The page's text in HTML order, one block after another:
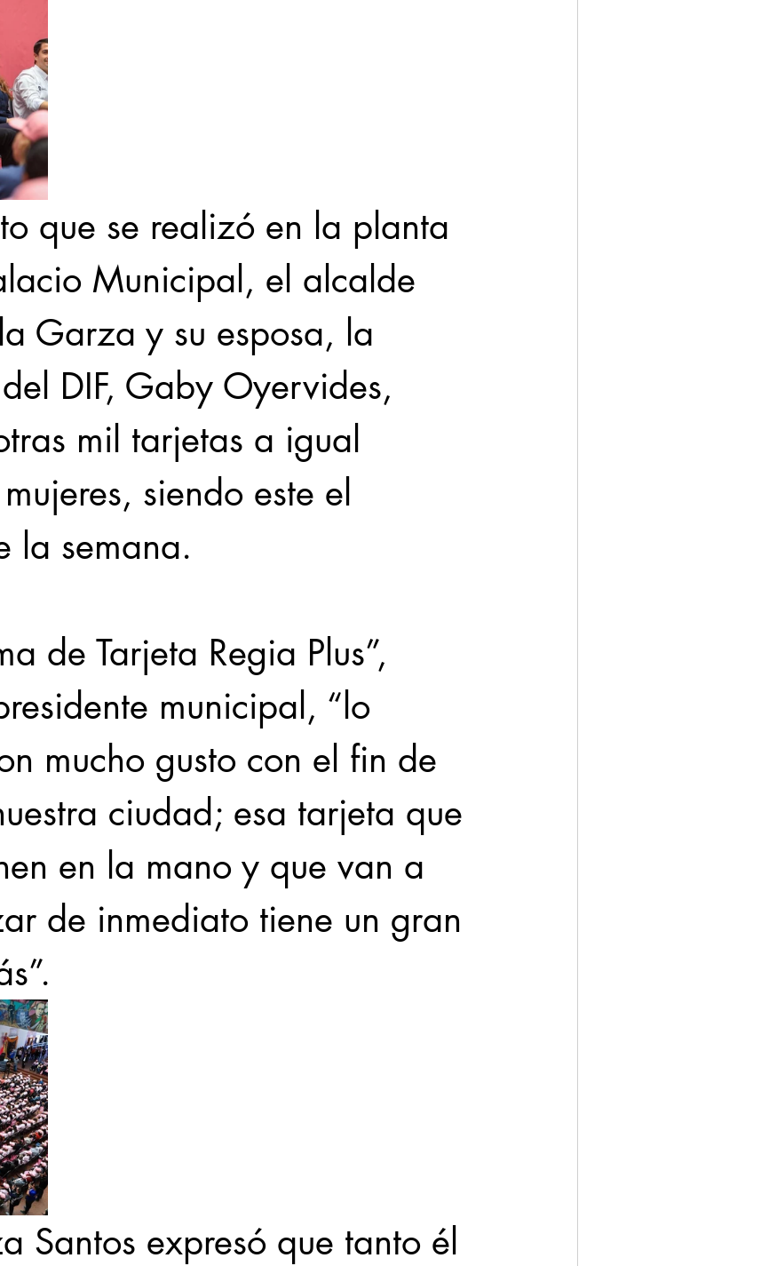
que se realizó en la planta
Municipal, el alcalde
Garza y su esposa, la
DIF, Gaby Oyervides,
mil tarjetas a igual
siendo este el
la semana.
de Tarjeta Regia Plus”,
municipal, “lo
mucho gusto con el fin de
ciudad; esa tarjeta que
en la mano y que van a
de inmediato tiene un gran
Santos expresó que tanto él